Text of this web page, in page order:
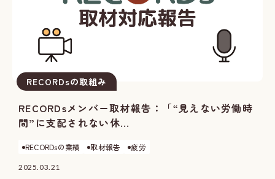
RECORDsの取組み
RECORDsメンバー取材報告：「“見えない労働時
間”に支配されない休...
RECORDsの業績 取材報告 疲労
2025.03.21